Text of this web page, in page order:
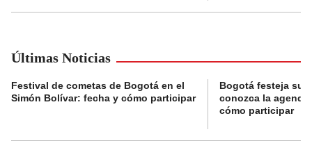
Últimas Noticias
Festival de cometas de Bogotá en el
Simón Bolívar: fecha y cómo participar
Bogotá festeja su
conozca la
cómo participar